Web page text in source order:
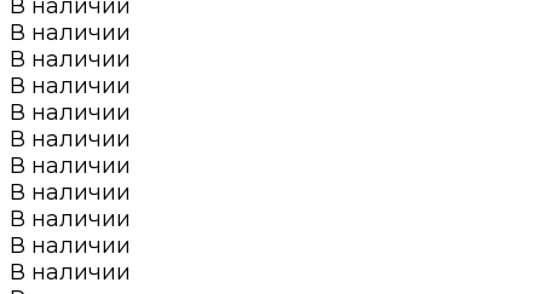
В наличии
В наличии
В наличии
В наличии
В наличии
В наличии
В наличии
В наличии
В наличии
В наличии
В наличии